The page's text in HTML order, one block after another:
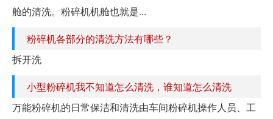
舱的清洗。粉碎机机舱也就是...
粉碎机各部分的清洗方法有哪些？
拆开洗
小型粉碎机我不知道怎么清洗，谁知道怎么清洗
万能粉碎机的日常保洁和清洗由车间粉碎机操作人员、工